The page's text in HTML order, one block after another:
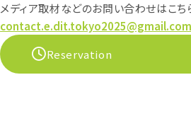
メディア取材などのお問い合わせはこち
contact.e.dit.tokyo2025@gmail.com
Reservation